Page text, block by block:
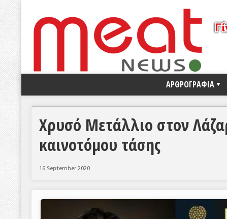
ΑΡΘΡΟΓΡΑΦΙΑ
Χρυσό Μετάλλιο στον
καινοτόμου τάσης
16 September 2020